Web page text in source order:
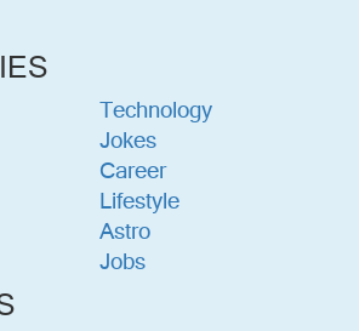
Technology
Jokes
Career
Lifestyle
Astro
Jobs